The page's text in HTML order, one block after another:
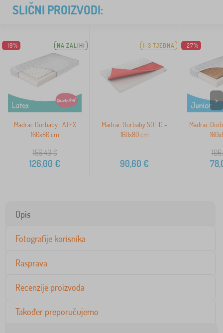
SLIČNI PROIZVODI:
-19% NA ZALIHI
Madrac Ourbaby LATEX
160x80 cm
156,40€
126,00 €
1-3 TJEDNA
Madrac Ourbaby SOLID -
160x80 cm
90,60 €
-27%
Madrac
>
Opis
Fotografije korisnika
Rasprava
Recenzije proizvoda
Također preporučujemo